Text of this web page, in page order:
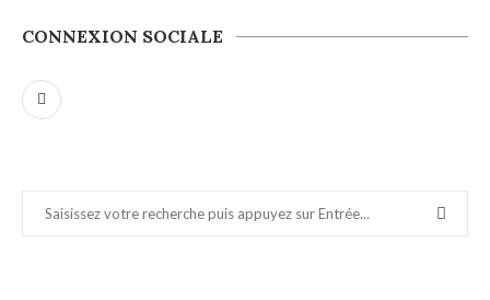
CONNEXION SOCIALE